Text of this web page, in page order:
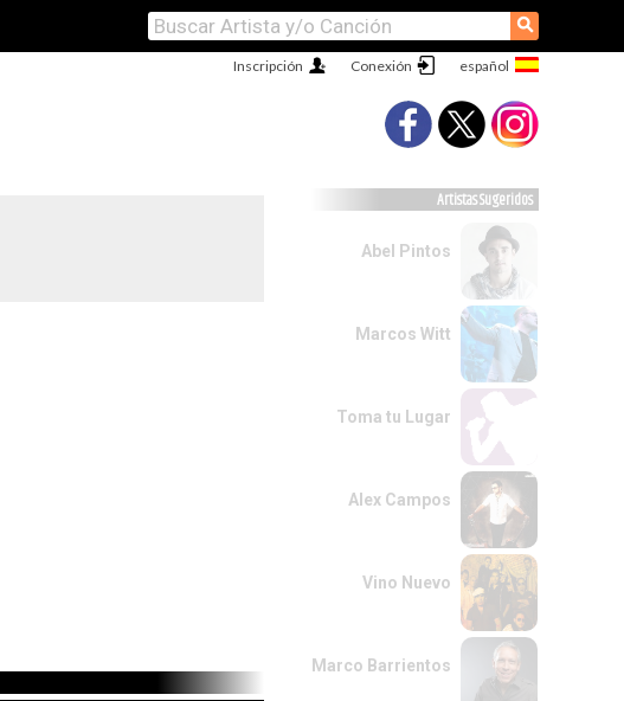
⚲
Conexión
Inscripción
Artistas Sugeridos
Abel Pintos
Marcos Witt
Toma tu Lugar
Alex Campos
Vino Nuevo
Marco Barrientos